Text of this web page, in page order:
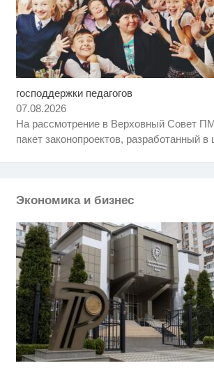
господдержки педагогов
07.08.2026
На рассмотрение в Верховный Совет
пакет законопроектов, разработанный в
Экономика и бизнес
Скрытая камера на пляже
Рак начинается не с боли:
онколог назвал первый «тихий»